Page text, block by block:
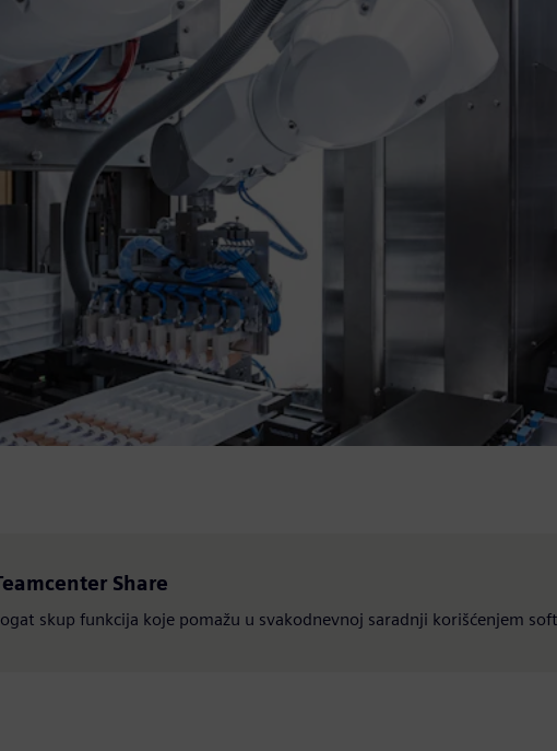
Share
skup funkcija koje pomažu u svakodnevnoj saradnji korišćenjem